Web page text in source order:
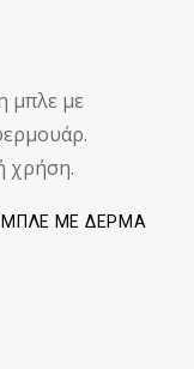
ΜΠΛΕ ΜΕ ΔΈΡΜΑ